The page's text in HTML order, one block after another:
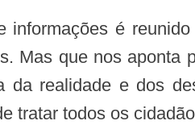
Mas que nos aponta
da realidade e dos
tratar todos os